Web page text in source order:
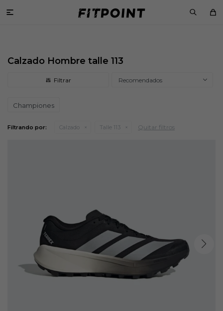

Calzado Hombre talle 113
Recomendados
Championes
Filtrando por: Calzado Talle 113 Quitar filtros